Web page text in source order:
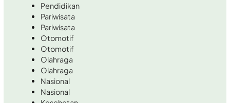
Pendidikan
Pariwisata
Pariwisata
Otomotif
Otomotif
Olahraga
Olahraga
Nasional
Nasional